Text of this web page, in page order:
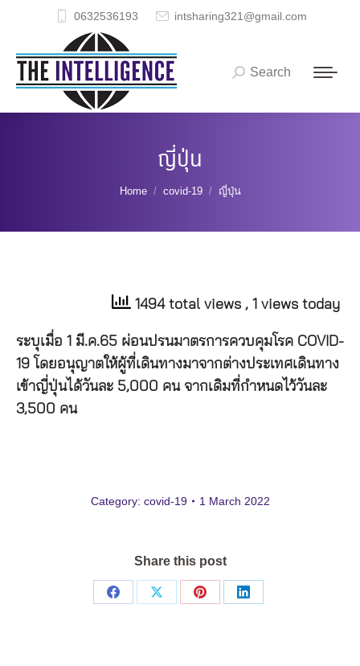
0632536193 intsharing321@gmail.com
Search:
Search
ญี่ปุ่น
You are here:
Home covid-19 ญี่ปุ่น
1494 total views , 1 views today
ระบุเมื่อ 1 มี.ค.65 ผ่อนปรนมาตรการควบคุมโรค COVID-
19 โดยอนุญาตให้ผู้ที่เดินทางมาจากต่างประเทศเดินทาง
เข้าญี่ปุ่นได้วันละ 5,000 คน จากเดิมที่กำหนดไว้วันละ
3,500 คน
Category: covid-19 1 March 2022
Share this post
Share
Share
Share
Share